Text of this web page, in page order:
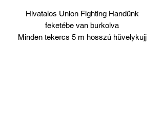
Hivatalos Union Fighting Handünk
feketébe van burkolva
Minden tekercs 5 m hosszú hüvelykujj